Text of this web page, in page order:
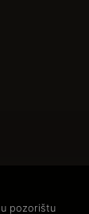
u pozorištu